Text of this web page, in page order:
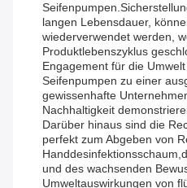
langen Lebensdauer,
wiederverwendet werden,
Produktlebenszyklus
Engagement für die
Seifenpumpen zu einer
gewissenhafte
Nachhaltigkeit
Darüber hinaus sind die
perfekt zum Abgeben von
und des wachsenden
Umweltauswirkungen von